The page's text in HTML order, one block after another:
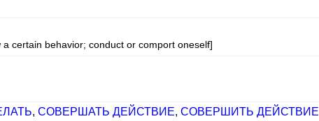
certain behavior; conduct or comport oneself]
, СОВЕРШАТЬ ДЕЙСТВИЕ, СОВЕРШИТЬ ДЕЙСТВИЕ